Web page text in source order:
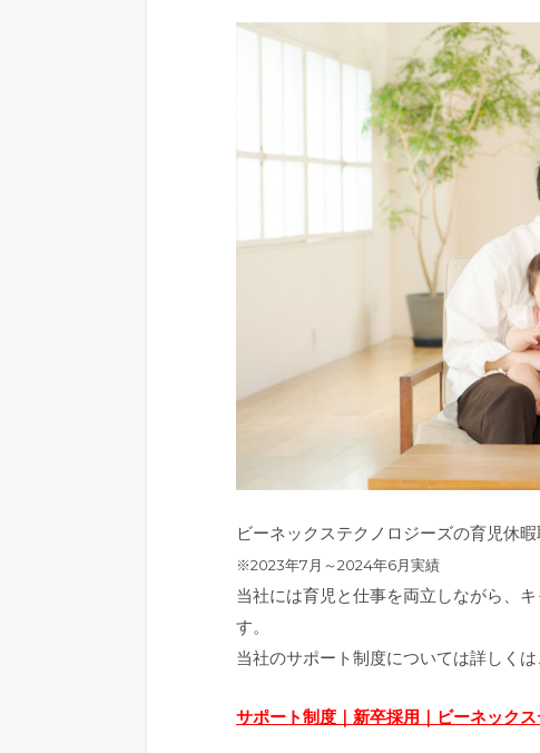
ビーネックステクノロジーズの育児休
※2023年7月～2024年6月実績
当社には育児と仕事を両立しながら、
す。
当社のサポート制度については詳しく
サポート制度｜新卒採用｜ビーネック